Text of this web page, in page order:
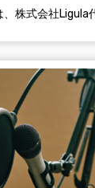
、株式会社